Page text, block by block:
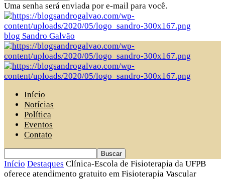
Uma senha será enviada por e-mail para você.
blog Sandro Galvão
Início
Notícias
Política
Eventos
Contato
Início Destaques Clínica-Escola de Fisioterapia da UFPB
oferece atendimento gratuito em Fisioterapia Vascular